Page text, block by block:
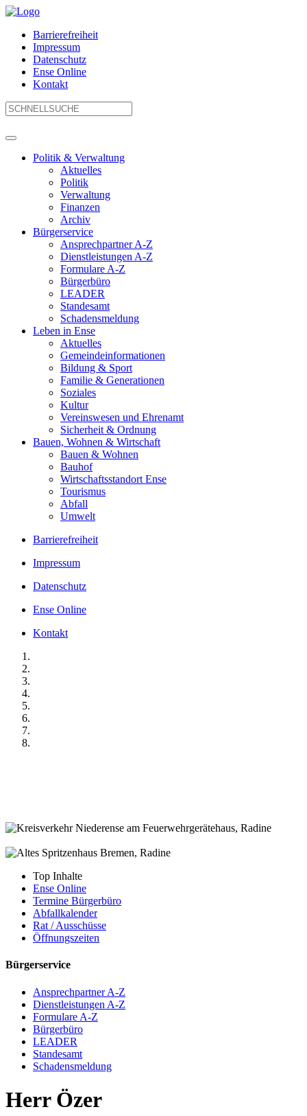
Barrierefreiheit
Impressum
Datenschutz
Ense Online
Kontakt
Politik & Verwaltung
Aktuelles
Politik
Verwaltung
Finanzen
Archiv
Bürgerservice
Ansprechpartner A-Z
Dienstleistungen A-Z
Formulare A-Z
Bürgerbüro
LEADER
Standesamt
Schadensmeldung
Leben in Ense
Aktuelles
Gemeinde­informationen
Bildung & Sport
Familie & Generationen
Soziales
Kultur
Vereinswesen und Ehrenamt
Sicherheit & Ordnung
Bauen, Wohnen & Wirtschaft
Bauen & Wohnen
Bauhof
Wirtschaftsstandort Ense
Tourismus
Abfall
Umwelt
Barrierefreiheit
Impressum
Datenschutz
Ense Online
Kontakt
Top Inhalte
Ense Online
Termine Bürgerbüro
Abfallkalender
Rat / Ausschüsse
Öffnungszeiten
Bürgerservice
Ansprechpartner A-Z
Dienstleistungen A-Z
Formulare A-Z
Bürgerbüro
LEADER
Standesamt
Schadensmeldung
Herr Özer